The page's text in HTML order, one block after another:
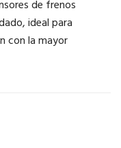
de frenos
ideal para
con la mayor